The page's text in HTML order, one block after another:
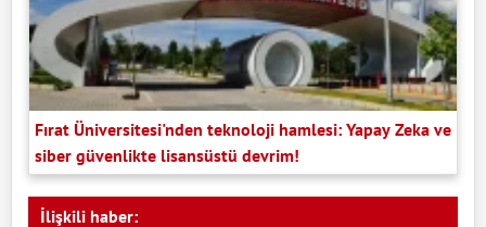
Fırat Üniversitesi'nden teknoloji hamlesi: Yapay Zeka ve
siber güvenlikte lisansüstü devrim!
İlişkili haber: